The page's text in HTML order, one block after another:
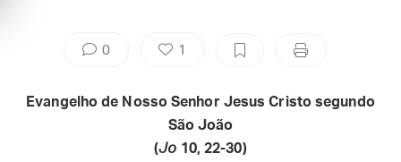
0 1
Evangelho de Nosso Senhor Jesus Cristo segundo
São João
(Jo 10, 22-30)